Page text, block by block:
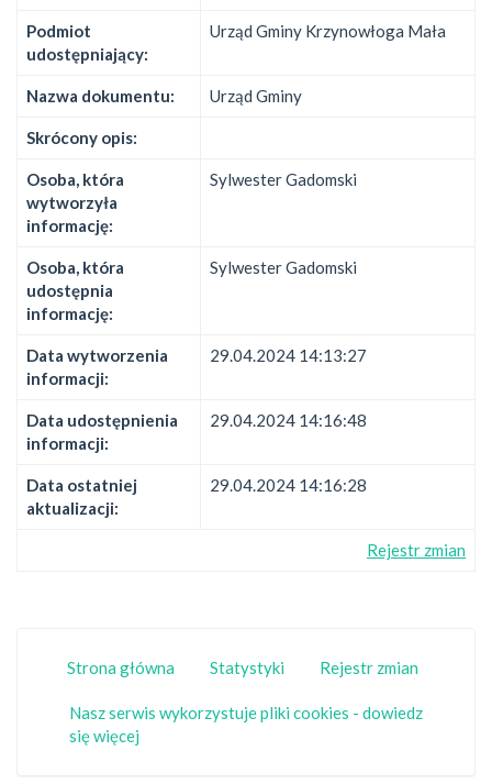
Podmiot
udostępniający:
Urząd Gminy Krzynowłoga Mała
Nazwa dokumentu: Urząd Gminy
Skrócony opis:
Osoba, która
wytworzyła
informację:
Sylwester Gadomski
Osoba, która
udostępnia
informację:
Sylwester Gadomski
Data wytworzenia
informacji:
29.04.2024 14:13:27
Data udostępnienia
informacji:
29.04.2024 14:16:48
Data ostatniej
aktualizacji:
29.04.2024 14:16:28
Rejestr zmian
Strona główna Statystyki Rejestr zmian
Nasz serwis wykorzystuje pliki cookies - dowiedz
się więcej